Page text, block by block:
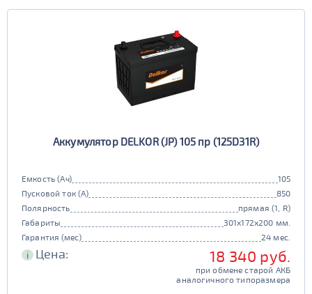
Аккумулятор DELKOR (JP) 105 пр (125D31R)
Емкость (Ач)
105
Пусковой ток (А)
850
Полярность
прямая (1, R)
Габариты
301x172x200 мм.
Гарантия (мес)
24 мес.
i Цена: 18 340 руб.
при обмене старой АКБ
аналогичного типоразмера